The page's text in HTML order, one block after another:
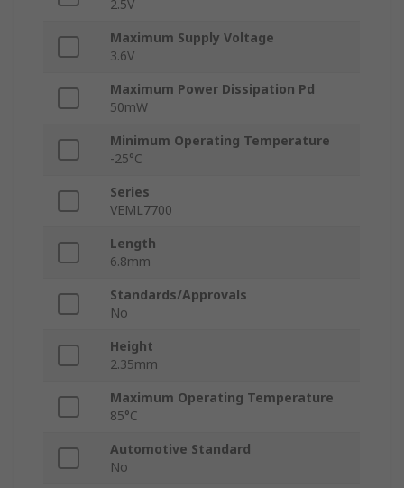
2.5V
Maximum Supply Voltage
3.6V
Maximum Power Dissipation Pd
50mW
Minimum Operating Temperature
-25°C
Series
VEML7700
Length
6.8mm
Standards/Approvals
No
Height
2.35mm
Maximum Operating Temperature
85°C
Automotive Standard
No